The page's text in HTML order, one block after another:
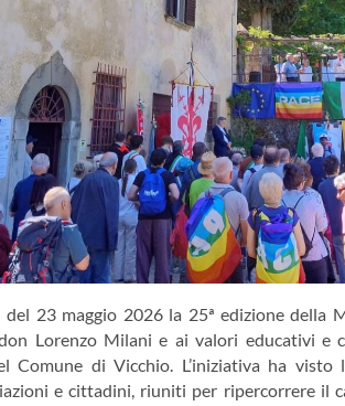
23 maggio 2026 la 25ª edizione della
Lorenzo Milani e ai valori educativi e
Comune diVicchio. L’iniziativa ha visto
e cittadini, riuniti per ripercorrere il